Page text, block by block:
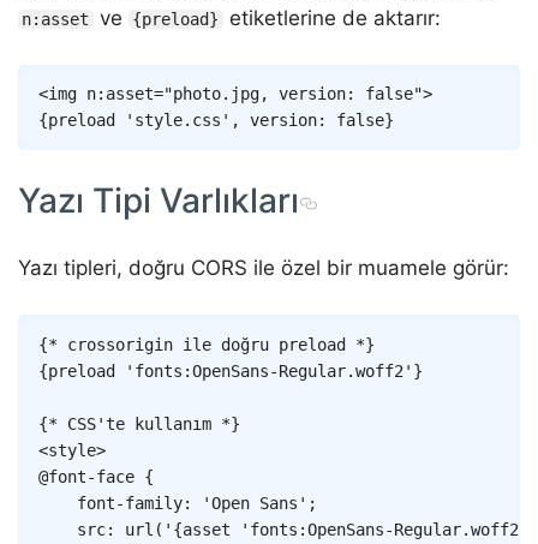
n:asset ve {preload} etiketlerine de aktarır:
<img n:asset="photo. jpg, version: false">
{preload 'style.css' , version: false}
Yazı Tipi Varlıkları
Yazı tipleri, doğru CORS ile özel bir muamele görür:
{* crossorigin ile doğru preload *}
{preload 'fonts:OpenSans-Regular.woff2' }
{* CSS'te kullanım *}
<style>
@font-face {
font-family: 'Open Sans' ;
src: url ( ' {asset 'fonts:OpenSans-Regular.woff2'